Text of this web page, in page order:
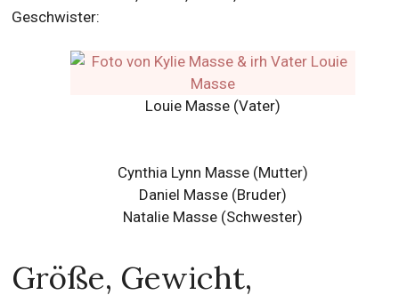
Geschwister:
Louie Masse (Vater)
Cynthia Lynn Masse (Mutter)
Daniel Masse (Bruder)
Natalie Masse (Schwester)
Größe, Gewicht,